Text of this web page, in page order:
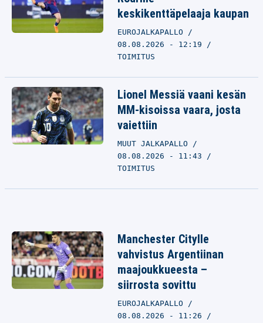
keskikenttäpelaaja kaupan
EUROJALKAPALLO
08.08.2026 - 12:19
TOIMITUS
Lionel Messiä vaani kesän
MM-kisoissa vaara, josta
vaiettiin
MUUT JALKAPALLO
08.08.2026 - 11:43
TOIMITUS
Manchester Citylle
vahvistus Argentiinan
maajoukkueesta –
siirrosta sovittu
EUROJALKAPALLO
08.08.2026 - 11:26